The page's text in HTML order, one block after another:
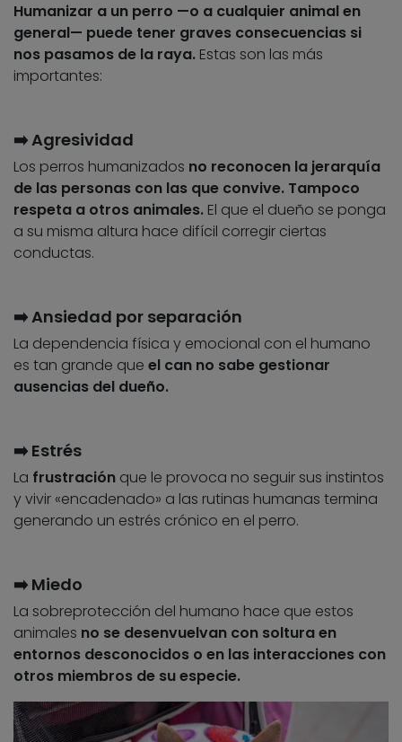
Humanizar a un perro —o a cualquier animal en
general— puede tener graves consecuencias si
nos pasamos de la raya. Estas son las más
importantes:
➡️ Agresividad
Los perros humanizados no reconocen la jerarquía
de las personas con las que convive. Tampoco
respeta a otros animales. El que el dueño se ponga
a su misma altura hace difícil corregir ciertas
conductas.
➡️ Ansiedad por separación
La dependencia física y emocional con el humano
es tan grande que el can no sabe gestionar
ausencias del dueño.
➡️ Estrés
La frustración que le provoca no seguir sus instintos
y vivir «encadenado» a las rutinas humanas termina
generando un estrés crónico en el perro.
➡️ Miedo
La sobreprotección del humano hace que estos
animales no se desenvuelvan con soltura en
entornos desconocidos o en las interacciones con
otros miembros de su especie.